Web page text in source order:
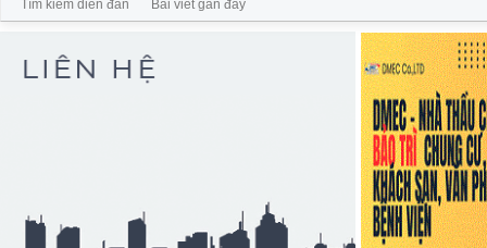
Tìm kiếm diễn đàn Bài viết gần đây